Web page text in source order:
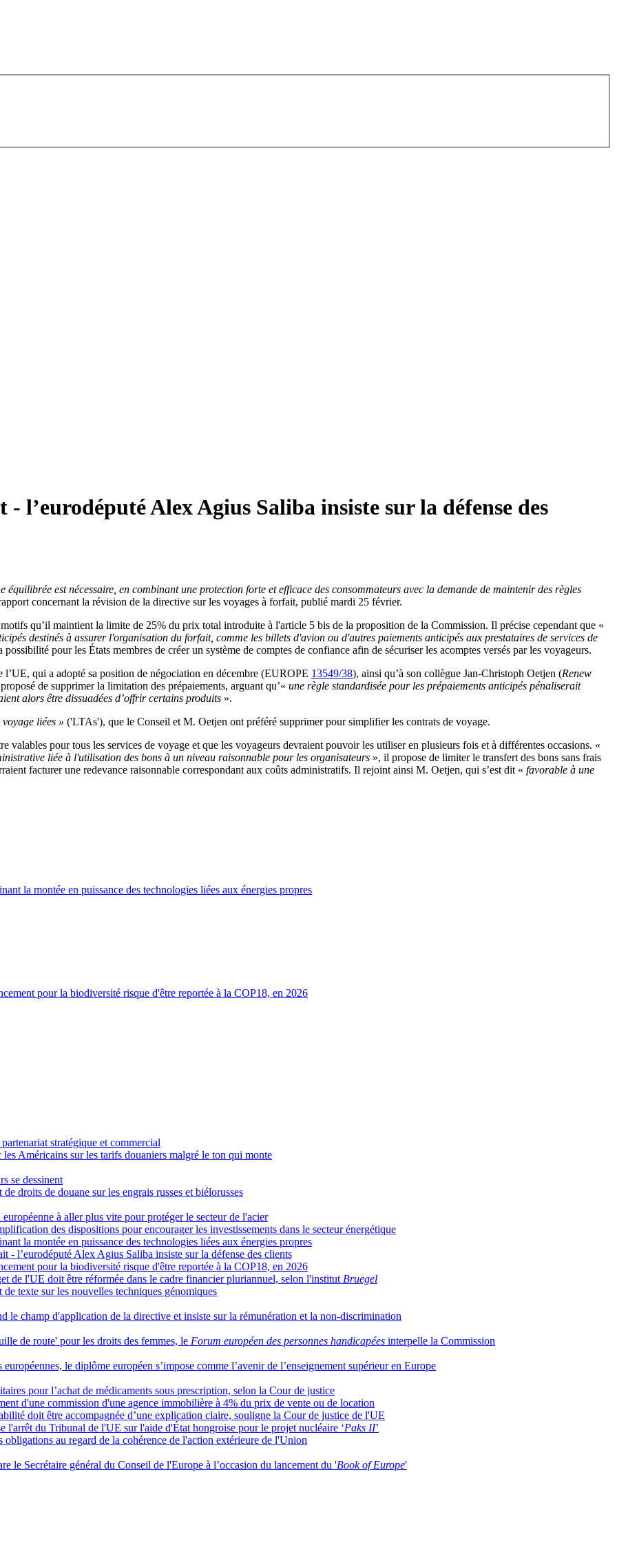
l’eurodéputé Alex Agius Saliba insiste sur la défense des
équilibrée est nécessaire, en combinant une protection forte et efficace des consommateurs avec la demande de maintenir des règles
concernant la révision de la directive sur les voyages à forfait, publié mardi 25 février.
motifs qu’il maintient la limite de 25% du prix total introduite à l'article 5 bis de la proposition de la Commission. Il précise cependant que «
destinés à assurer l'organisation du forfait, comme les billets d'avion ou d'autres paiements anticipés aux prestataires de services de
pour les États membres de créer un système de comptes de confiance afin de sécuriser les acomptes versés par les voyageurs.
qui a adopté sa position de négociation en décembre (EUROPE 13549/38), ainsi qu’à son collègue Jan-Christoph Oetjen (Renew
de supprimer la limitation des prépaiements, arguant qu’« une règle standardisée pour les prépaiements anticipés pénaliserait
alors être dissuadées d’offrir certains produits ».
liées » ('LTAs'), que le Conseil et M. Oetjen ont préféré supprimer pour simplifier les contrats de voyage.
valables pour tous les services de voyage et que les voyageurs devraient pouvoir les utiliser en plusieurs fois et à différentes occasions. «
liée à l'utilisation des bons à un niveau raisonnable pour les organisateurs », il propose de limiter le transfert des bons sans frais
facturer une redevance raisonnable correspondant aux coûts administratifs. Il rejoint ainsi M. Oetjen, qui s’est dit « favorable à une
la montée en puissance des technologies liées aux énergies propres
pour la biodiversité risque d'être reportée à la COP18, en 2026
stratégique et commercial
Américains sur les tarifs douaniers malgré le ton qui monte
se dessinent
droits de douane sur les engrais russes et biélorusses
à aller plus vite pour protéger le secteur de l'acier
des dispositions pour encourager les investissements dans le secteur énergétique
la montée en puissance des technologies liées aux énergies propres
- l’eurodéputé Alex Agius Saliba insiste sur la défense des clients
pour la biodiversité risque d'être reportée à la COP18, en 2026
de l'UE doit être réformée dans le cadre financier pluriannuel, selon l'institut Bruegel
texte sur les nouvelles techniques génomiques
le champ d'application de la directive et insiste sur la rémunération et la non-discrimination
de route' pour les droits des femmes, le Forum européen des personnes handicapées interpelle la Commission
le diplôme européen s’impose comme l’avenir de l’enseignement supérieur en Europe
pour l’achat de médicaments sous prescription, selon la Cour de justice
d'une commission d'une agence immobilière à 4% du prix de vente ou de location
doit être accompagnée d’une explication claire, souligne la Cour de justice de l'UE
l'arrêt du Tribunal de l'UE sur l'aide d'État hongroise pour le projet nucléaire ‘Paks II’
au regard de la cohérence de l'action extérieure de l'Union
le Secrétaire général du Conseil de l'Europe à l’occasion du lancement du 'Book of Europe'